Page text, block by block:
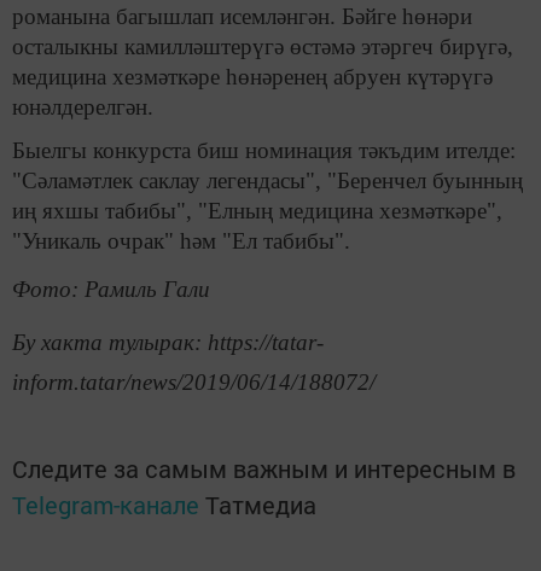
романына багышлап исемләнгән. Бәйге һөнәри
осталыкны камилләштерүгә өстәмә этәргеч бирүгә,
медицина хезмәткәре һөнәренең абруен күтәрүгә
юнәлдерелгән.
Быелгы конкурста биш номинация тәкъдим ителде:
"Сәламәтлек саклау легендасы", "Беренчел буынның
иң яхшы табибы", "Елның медицина хезмәткәре",
"Уникаль очрак" һәм "Ел табибы".
Фото: Рамиль Гали
Бу хакта тулырак: https://tatar-
inform.tatar/news/2019/06/14/188072/
Следите за самым важным и интересным в
Telegram-канале Татмедиа